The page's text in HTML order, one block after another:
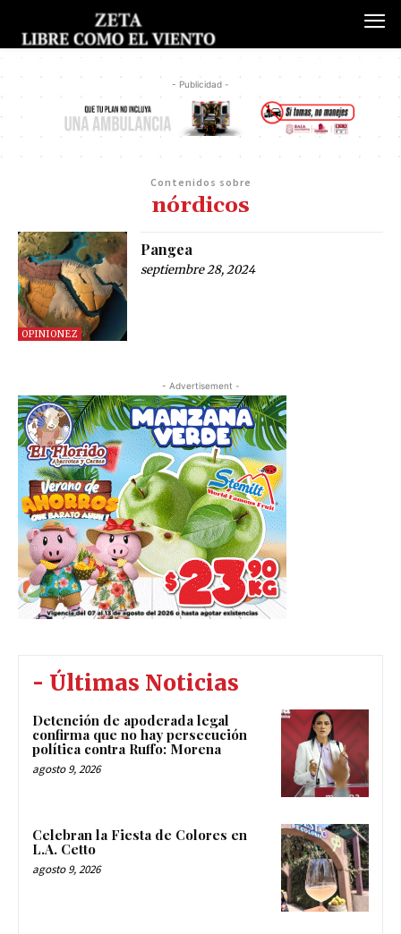
- Publicidad -
Contenidos sobre
nórdicos
OPINIONEZ
Pangea
septiembre 28, 2024
- Advertisement -
- Últimas Noticias
Detención de apoderada legal
confirma que no hay persecución
política contra Ruffo: Morena
agosto 9, 2026
Celebran la Fiesta de Colores en
L.A. Cetto
agosto 9, 2026